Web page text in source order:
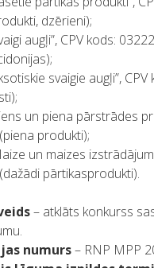
dzērieni);
augļi”, CPV kods:
svaigie augļi”,
un piena pārstrādes
produkti);
un maizes
pārtikasprodukti).
– atklāts konkurss
numurs– RNP MPP